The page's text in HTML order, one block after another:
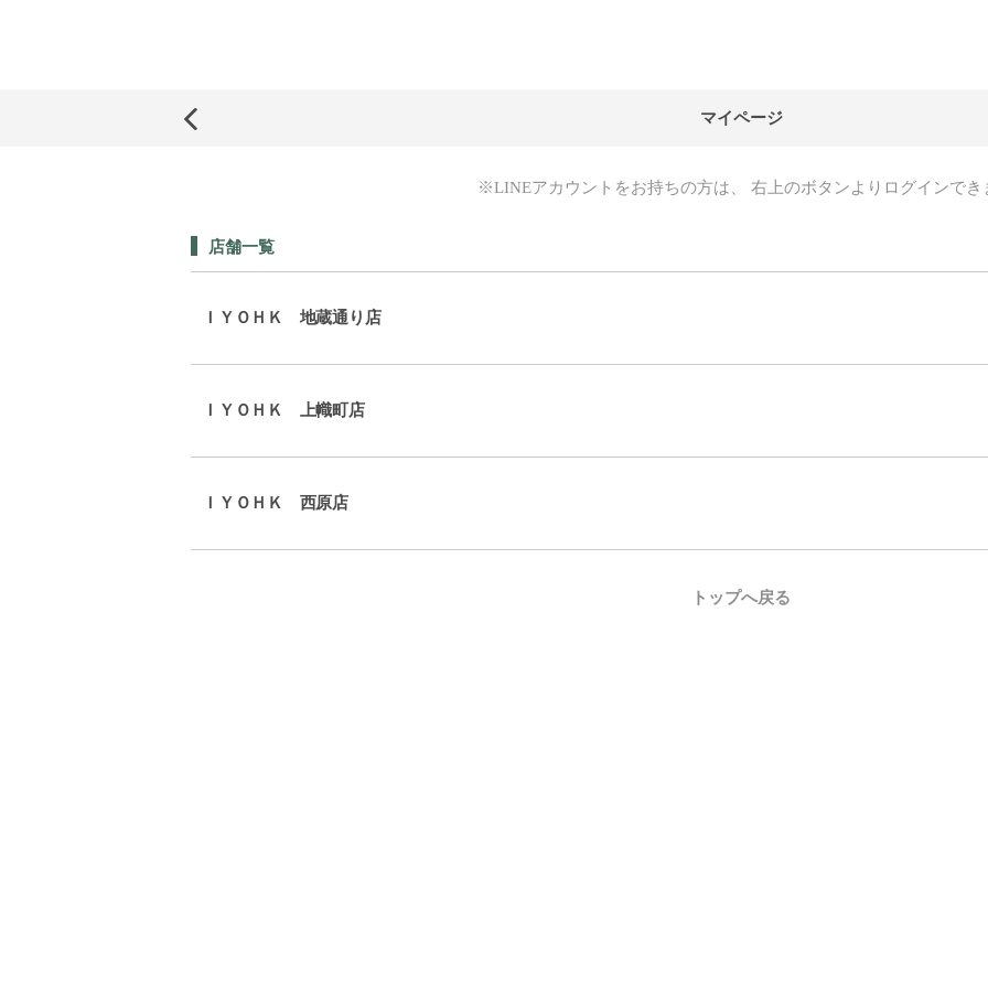
マイページ
※LINEアカウントをお持ちの方は、 右上のボタンよりログインでき
店舗一覧
ＩＹＯＨＫ 地蔵通り店
ＩＹＯＨＫ 上幟町店
ＩＹＯＨＫ 西原店
トップへ戻る